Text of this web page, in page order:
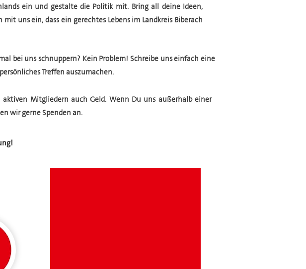
ein und gestalte die Politik mit. Bring all deine Ideen,
uns ein, dass ein gerechtes Lebens im Landkreis Biberach
bei uns schnuppern? Kein Problem! Schreibe uns einfach eine
Treffen auszumachen.
Mitgliedern auch Geld. Wenn Du uns außerhalb einer
wir gerne Spenden an.